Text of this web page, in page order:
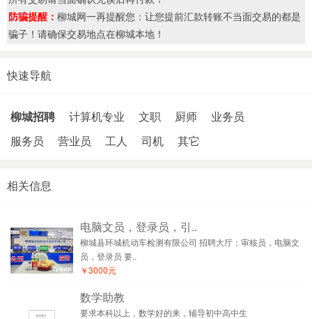
防骗提醒： 柳城网一再提醒您：让您提前汇款转账不当面交易的都是
骗子！请确保交易地点在柳城本地！
快速导航
柳城招聘 计算机专业 文职 厨师
业务员
服务员
营业员 工人 司机 其它
相关信息
电脑文员，登录员，引..
柳城县环城机动车检测有限公司 招聘大厅；审核员，电脑文
员，登录员 要..
￥3000元
数学助教
要求本科以上，数学好的来，辅导初中高中生